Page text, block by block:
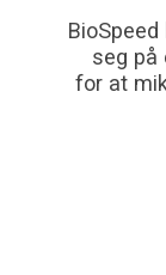
seg på
for at